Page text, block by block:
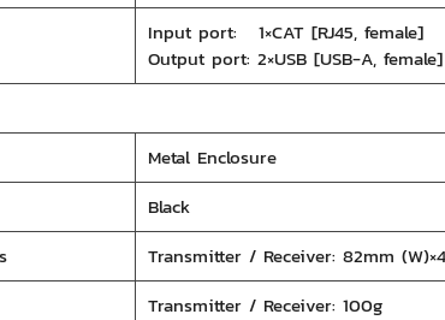
Input port: 1×CAT [RJ45, female]
Output port: 2×USB [USB-A, female]
Metal Enclosure
Black
Transmitter / Receiver: 82mm
Transmitter / Receiver: 100g